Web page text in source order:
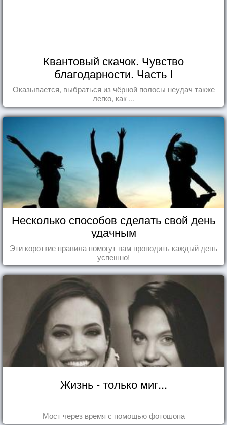
Квантовый скачок. Чувство
благодарности. Часть I
Оказывается, выбраться из чёрной полосы неудач также
легко, как ...
Несколько способов сделать свой день
удачным
Эти короткие правила помогут вам проводить каждый день
успешно!
Жизнь - только миг...
Мост через время с помощью фотошопа